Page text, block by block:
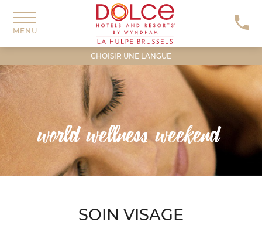
MENU
Dolce
Hulpe
Brussels
CHOISIR UNE LANGUE
world wellness weekend
SOIN VISAGE